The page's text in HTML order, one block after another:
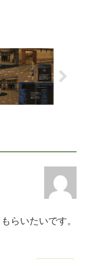
らいたいです。